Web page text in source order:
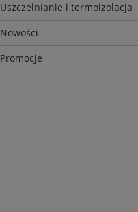
Uszczelnianie i termoizolacja
Nowości
Promocje